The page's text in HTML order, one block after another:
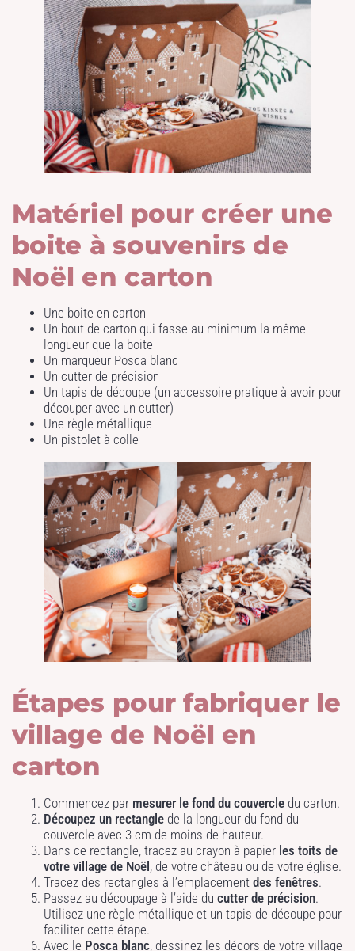
Matériel pour créer une
boite à souvenirs de
Noël en carton
Une boite en carton
Un bout de carton qui fasse au minimum la même
longueur que la boite
Un marqueur Posca blanc
Un cutter de précision
Un tapis de découpe (un accessoire pratique à avoir pour
découper avec un cutter)
Une règle métallique
Un pistolet à colle
Étapes pour fabriquer le
village de Noël en
carton
Commencez par mesurer le fond du couvercle du carton.
Découpez un rectangle de la longueur du fond du
couvercle avec 3 cm de moins de hauteur.
Dans ce rectangle, tracez au crayon à papier les toits de
votre village de Noël , de votre château ou de votre église.
Tracez des rectangles à l’emplacementdes fenêtres.
Passez au découpage à l’aide ducutter de précision.
Utilisez une règle métallique et un tapis de découpe pour
faciliter cette étape.
Avec le Posca blanc, dessinez les décors de votre village